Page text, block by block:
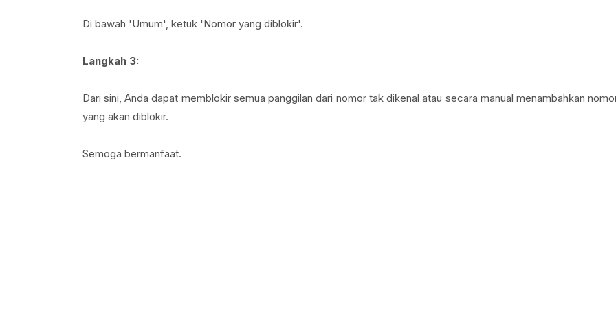
Di bawah 'Umum', ketuk 'Nomor yang diblokir'.
Langkah 3:
Dari sini, Anda dapat memblokir semua panggilan dari nomor tak dikenal atau secara manual menambahkan
yang akan diblokir.
Semoga bermanfaat.